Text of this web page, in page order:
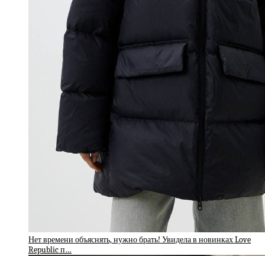
Нет времени объяснять, нужно брать! Увидела в новинках Love
Republic п…